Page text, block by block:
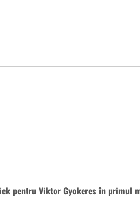
pentru Viktor Gyokeres în primul